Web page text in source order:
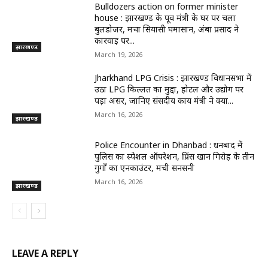
झारखण्ड
Bulldozers action on former minister
house : झारखण्ड के पूर्व मंत्री के घर पर चला
बुलडोजर, मचा सियासी घमासान, अंबा प्रसाद ने
कार्रवाई पर...
March 19, 2026
झारखण्ड
Jharkhand LPG Crisis : झारखण्ड विधानसभा में
उठा LPG किल्लत का मुद्दा, होटल और उद्योग पर
पड़ा असर, जानिए संसदीय कार्य मंत्री ने क्या...
March 16, 2026
झारखण्ड
Police Encounter in Dhanbad : धनबाद में
पुलिस का स्पेशल ऑपरेशन, प्रिंस खान गिरोह के तीन
गुर्गों का एनकाउंटर, मची सनसनी
March 16, 2026
LEAVE A REPLY